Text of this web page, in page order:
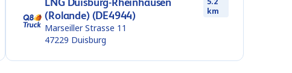
(Rolande) (DE4944)
km
Marseiller Strasse 11
47229 Duisburg